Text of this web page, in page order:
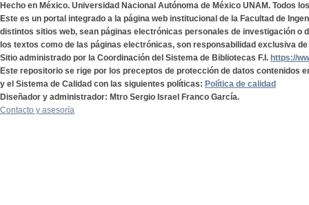
Hecho en México. Universidad Nacional Autónoma de México UNAM. Todos
Este es un portal integrado a la página web institucional de la Facultad de
distintos sitios web, sean páginas electrónicas personales de investigación o
los textos como de las páginas electrónicas, son responsabilidad exclusiva
Sitio administrado por la Coordinación del Sistema de Bibliotecas F.I. https://
Este repositorio se rige por los preceptos de protección de datos contenidos
y el Sistema de Calidad con las siguientes políticas: Política de calidad
Diseñador y administrador: Mtro Sergio Israel Franco García.
Contacto y asesoría